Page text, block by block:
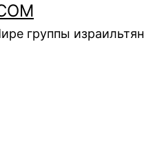
группы израильтян